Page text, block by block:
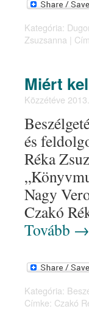
Kategória:
Zsuzsanna |
Miért
Közzétéve
és
Réka
Nagy
Czakó
Tovább →
Kategória:
Címke: Czakó